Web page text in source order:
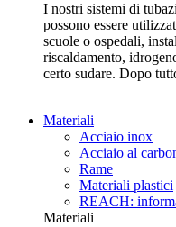
I nostri sistemi di
possono essere
scuole o ospedali,
riscaldamento,
certo sudare. Dopo
Materiali
Acciaio inox
Acciaio al
Rame
Materiali plastici
REACH:
Materiali